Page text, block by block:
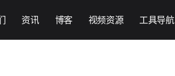
资讯 博客 视频资源 工具导航